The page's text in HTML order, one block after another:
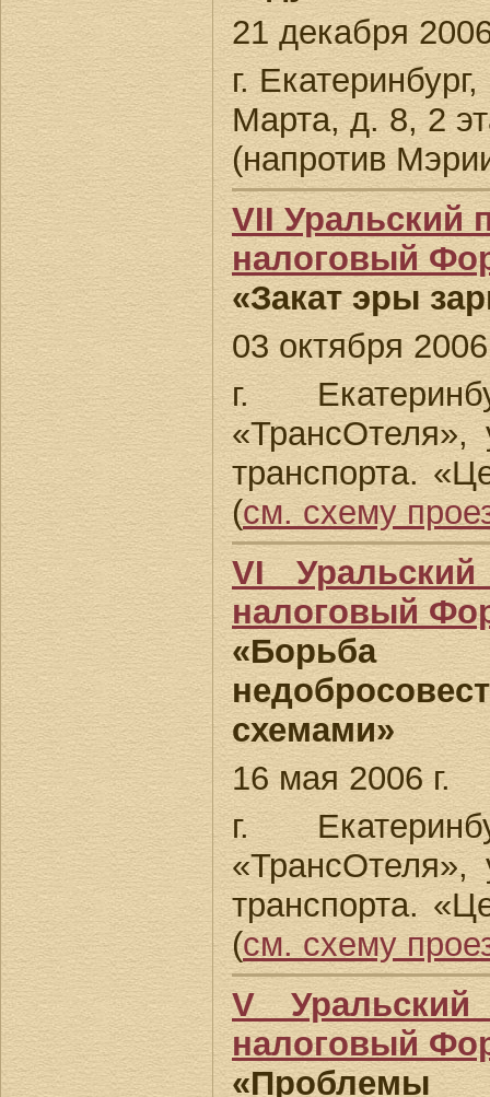
21 декабря
г.
Марта, д. 8, 2
(напротив
VII Уральский
налоговый
«Закат эры
03 октября 2006
г.
«ТрансОтеля»,
транспорта.
(см. схему
VI
налоговый
«Борьба
схемами»
16 мая 2006 г.
г.
«ТрансОтеля»,
транспорта.
(см. схему
V Уральский
налоговый
«Проблемы